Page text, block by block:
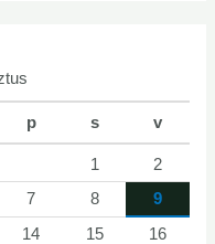
p s v
1
2
7 8
9
14 15
16